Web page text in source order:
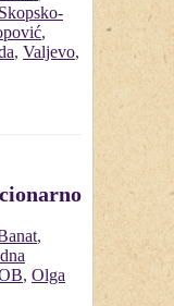
Skopsko-
,
, Valjevo,
,
, Olga